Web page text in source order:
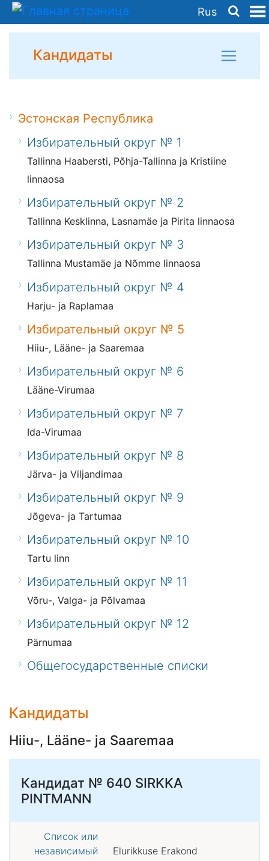
Rus
Кандидаты
Эстонская Республика
Избирательный округ № 1
Tallinna Haabersti, Põhja-Tallinna ja Kristiine
linnaosa
Избирательный округ № 2
Tallinna Kesklinna, Lasnamäe ja Pirita linnaosa
Избирательный округ № 3
Tallinna Mustamäe ja Nõmme linnaosa
Избирательный округ № 4
Harju- ja Raplamaa
Избирательный округ № 5
Hiiu-, Lääne- ja Saaremaa
Избирательный округ № 6
Lääne-Virumaa
Избирательный округ № 7
Ida-Virumaa
Избирательный округ № 8
Järva- ja Viljandimaa
Избирательный округ № 9
Jõgeva- ja Tartumaa
Избирательный округ № 10
Tartu linn
Избирательный округ № 11
Võru-, Valga- ja Põlvamaa
Избирательный округ № 12
Pärnumaa
Общегосударственные списки
Кандидаты
Hiiu-, Lääne- ja Saaremaa
Кандидат № 640 SIRKKA
PINTMANN
Список или
независимый
Elurikkuse Erakond